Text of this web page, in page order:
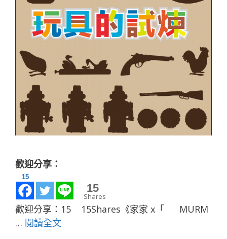
歡迎分享：
15
0
Shares
歡迎分享：15 15Shares《家家 x「 MURM
… 閱讀全文